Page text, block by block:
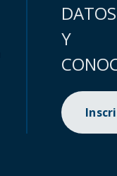
DATOS
Y